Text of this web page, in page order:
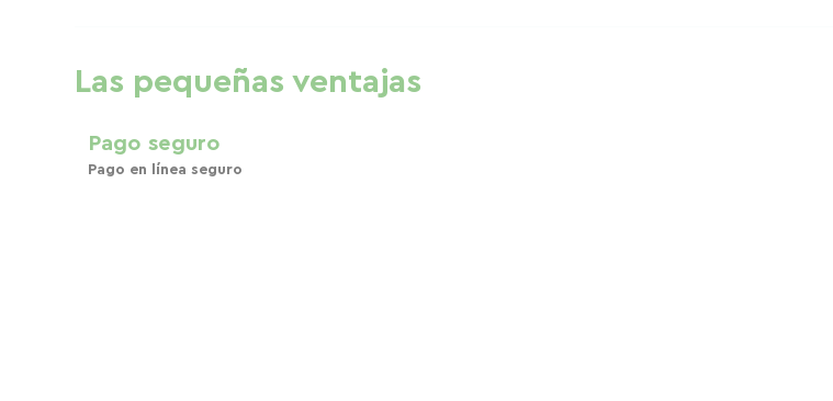
Las pequeñas ventajas
Pago seguro
Pago en línea seguro